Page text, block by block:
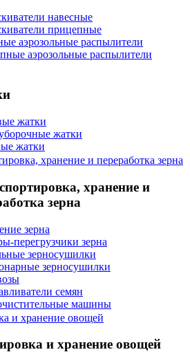
навесные
прицепные
аэрозольные распылители
аэрозольные распылители
жатки
жатки
жатки
хранение и переработка зерна
хранение и
зерна
зерна
перегрузчики зерна
зерносушилки
зерносушилки
семян
машины
и хранение овощей
и хранение овощей